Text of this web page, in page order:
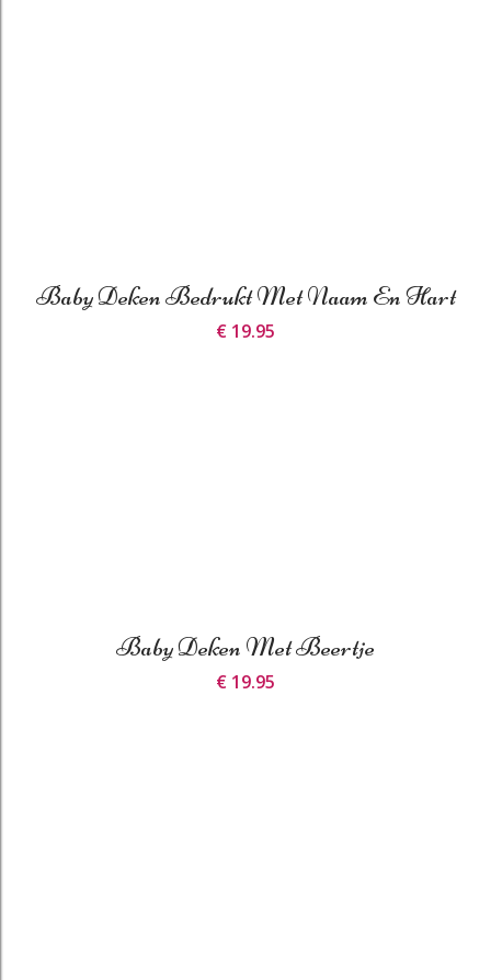
Baby Deken Bedrukt Met Naam En Hart
€ 19.95
Baby Deken Met Beertje
€ 19.95